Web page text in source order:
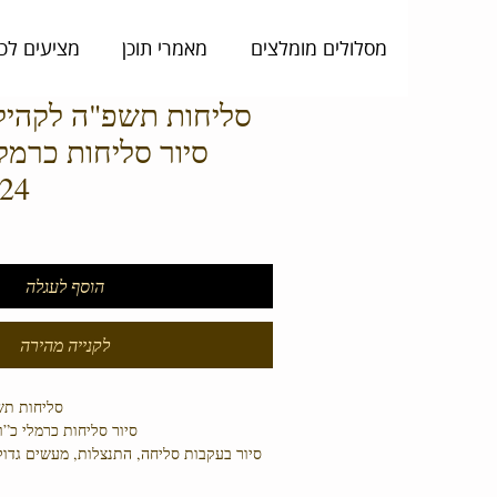
מסלולים מומלצים מאמרי תוכן מציעים
סליחות תשפ"ה
סיור סליחות
הוסף לעגלה
לקנייה מהירה
סליחות
סיור סליחות כרמלי כ”ו באלול,
סיור בעקבות סליחה, התנצלות, מעשים